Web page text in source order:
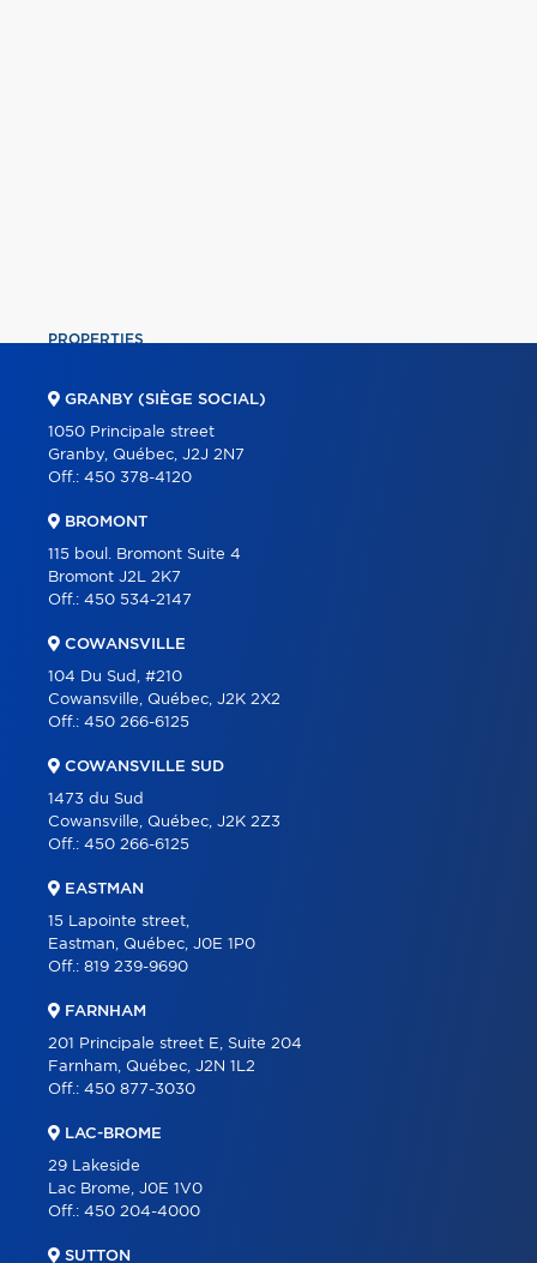
PROPERTIES
ABOUT
PARTNERS
CONTACT
GRANBY (SIÈGE SOCIAL)
1050 Principale street
Granby, Québec, J2J 2N7
Off.: 450 378-4120
BROMONT
115 boul. Bromont Suite 4
Bromont J2L 2K7
Off.: 450 534-2147
COWANSVILLE
104 Du Sud, #210
Cowansville, Québec, J2K 2X2
Off.: 450 266-6125
COWANSVILLE SUD
1473 du Sud
Cowansville, Québec, J2K 2Z3
Off.: 450 266-6125
EASTMAN
15 Lapointe street,
Eastman, Québec, J0E 1P0
Off.: 819 239-9690
FARNHAM
201 Principale street E, Suite 204
Farnham, Québec, J2N 1L2
Off.: 450 877-3030
LAC-BROME
29 Lakeside
Lac Brome, J0E 1V0
Off.: 450 204-4000
SUTTON